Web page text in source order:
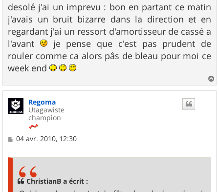
s
s
a
g
e
desolé j'ai un imprevu : bon en partant ce matin
j'avais un bruit bizarre dans la direction et en
regardant j'ai un ressort d'amortisseur de cassé a
l'avant
je pense que c'est pas prudent de
rouler comme ca alors pâs de bleau pour moi ce
week end
a
Regoma
Utagawiste
champion
M
04 avr. 2010, 12:30
ChristianB a écrit :